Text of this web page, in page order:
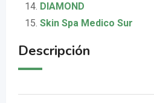
DIAMOND
Skin Spa Medico Sur
Descripción